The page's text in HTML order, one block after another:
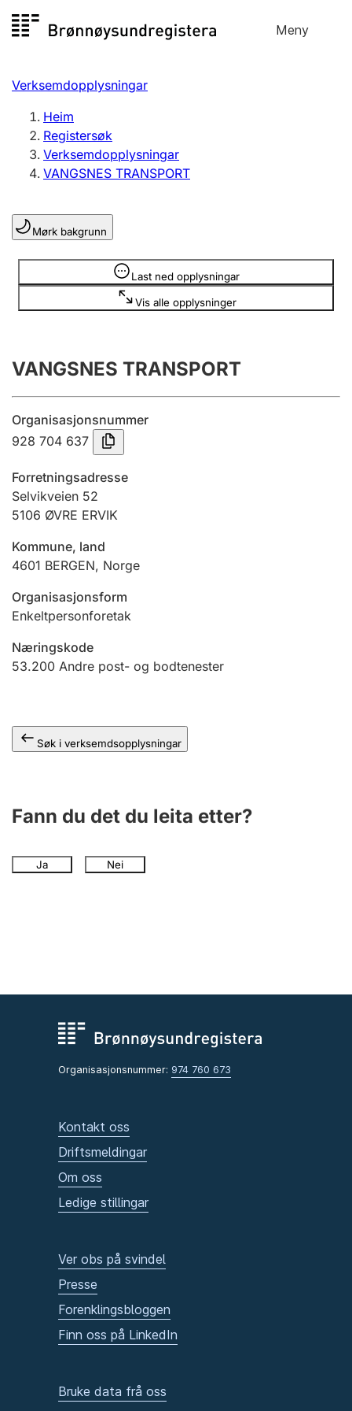
til
Meny
Registersøk
Aksjeselskap
Enkeltpersonføretak
Registrere, endre, slette
Lag og foreining
Registrere, endre, slette
Årsrekneskap
Innsending og forseinkingsgebyr
Jeger
Ektepaktrettleiaren
Andre tema
Verksemdopplysningar
Heim
Registersøk
Verksemdopplysningar
VANGSNES TRANSPORT
Mørk bakgrunn
Last ned opplysningar
Vis alle opplysninger
Opplysninger er skjult
VANGSNES TRANSPORT
Organisasjonsnummer
928 704 637
Forretningsadresse
Selvikveien 52
5106 ØVRE ERVIK
Kommune, land
4601 BERGEN, Norge
Organisasjonsform
Enkeltpersonforetak
Næringskode
53.200 Andre post- og bodtenester
Søk i verksemdsopplysningar
Fann du det du leita etter?
Ja Nei
Organisasjonsnummer: 974 760 673
Kontakt oss
Driftsmeldingar
Om oss
Ledige stillingar
Ver obs på svindel
Presse
Forenklingsbloggen
Finn oss på LinkedIn
Bruke data frå oss